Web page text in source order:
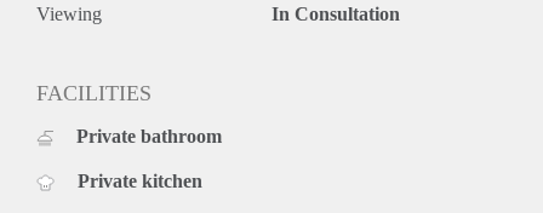
Viewing In Consultation
FACILITIES
Private bathroom
Private kitchen